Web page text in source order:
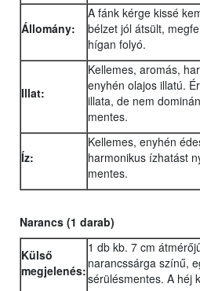
Állomány:
A fánk kérge kissé
bélzet jól átsült,
hígan folyó.
Illat:
Kellemes, aromás,
enyhén olajos illatú.
illata, de nem
mentes.
Íz:
Kellemes, enyhén
harmonikus ízhatást
mentes.
Narancs (1 darab)
Külső
megjelenés:
1 db kb. 7 cm
narancssárga színű,
sérülésmentes. A héj